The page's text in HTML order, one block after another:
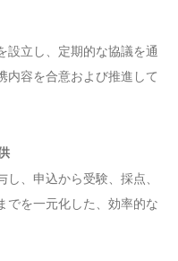
設立し、定期的な協議を通
内容を合意および推進して
、申込から受験、採点、
でを一元化した、効率的な